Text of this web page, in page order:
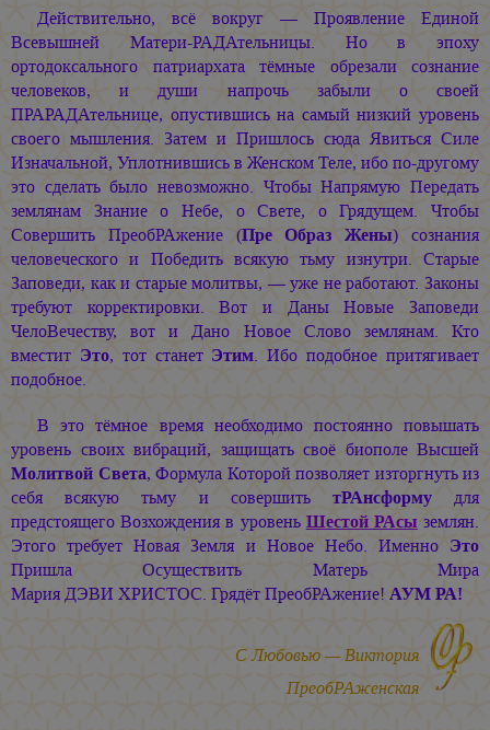
Действительно, всё вокруг — Проявление Единой
Всевышней Матери-РАДАтельницы. Но в эпоху
ортодоксального патриархата тёмные обрезали сознание
человеков, и души напрочь забыли о своей
ПРАРАДАтельнице, опустившись на самый низкий уровень
своего мышления. Затем и Пришлось сюда Явиться Силе
Изначальной, Уплотнившись в Женском Теле, ибо по-другому
это сделать было невозможно. Чтобы Напрямую Передать
землянам Знание о Небе, о Свете, о Грядущем. Чтобы
Совершить ПреобРАжение (Пре Образ Жены) сознания
человеческого и Победить всякую тьму изнутри. Старые
Заповеди, как и старые молитвы, — уже не работают. Законы
требуют корректировки. Вот и Даны Новые Заповеди
ЧелоВечеству, вот и Дано Новое Слово землянам. Кто
вместит Это, тот станет Этим. Ибо подобное притягивает
подобное.
В это тёмное время необходимо постоянно повышать
уровень своих вибраций, защищать своё биополе Высшей
Молитвой Света, Формула Которой позволяет изторгнуть из
себя всякую тьму и совершить тРАнсформудля
предстоящего Возхождения в уровень Шестой РАсы землян.
Этого требует Новая Земля и Новое Небо. Именно Это
Пришла Осуществить Матерь Мира
Мария ДЭВИ ХРИСТОС. Грядёт ПреобРАжение! АУМ РА!
С Любовью — Виктория
ПреобРАженская